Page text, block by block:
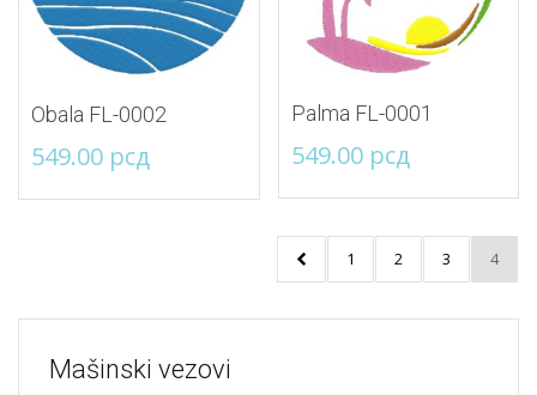
Obala FL-0002
549.00 рсд
Palma FL-0001
549.00 рсд
1 2 3 4
Mašinski vezovi